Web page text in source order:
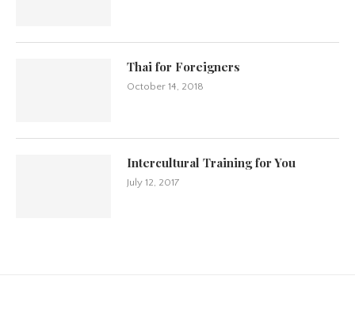
Thai for Foreigners
October 14, 2018
Intercultural Training for You
July 12, 2017